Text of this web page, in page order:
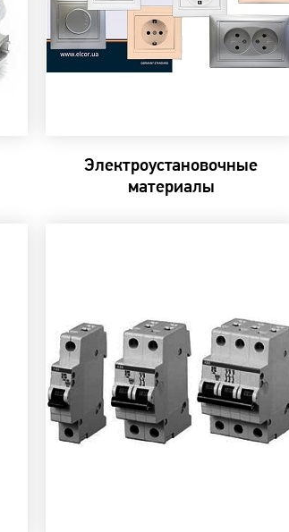
Электроустановочные
материалы